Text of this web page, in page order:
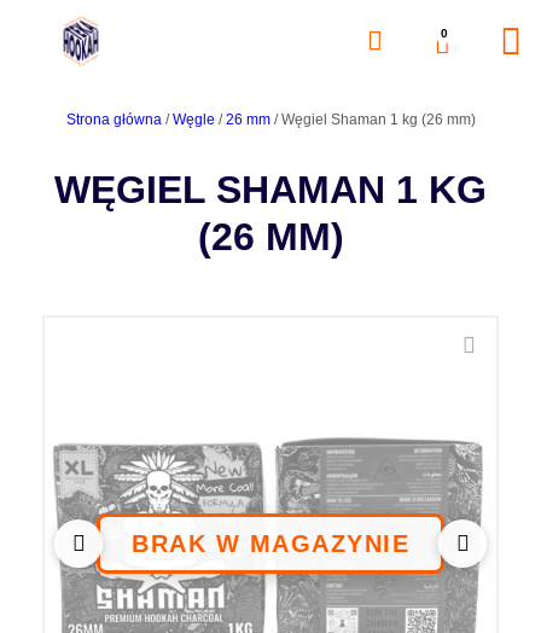
0
Strona główna/Węgle /26 mm/ Węgiel Shaman 1 kg (26 mm)
WĘGIEL SHAMAN 1 KG
(26 MM)